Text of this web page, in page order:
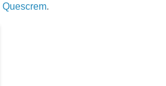
Quescrem.